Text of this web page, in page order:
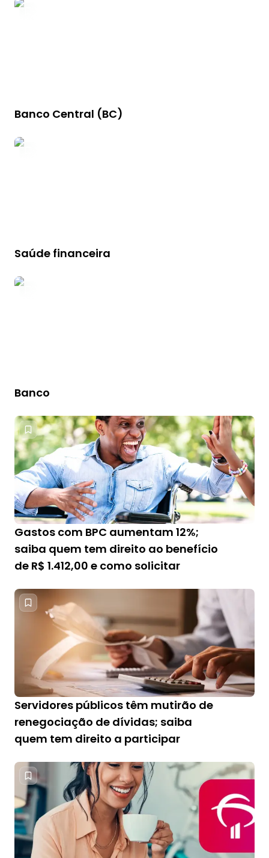
Banco Central (BC)
Saúde financeira
Banco
Gastos com BPC aumentam 12%;
saiba quem tem direito ao benefício
de R$ 1.412,00 e como solicitar
Servidores públicos têm mutirão de
renegociação de dívidas; saiba
quem tem direito a participar